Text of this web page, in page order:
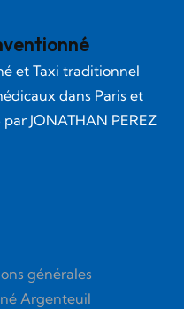
et Taxi traditionnel
dans Paris et
par JONATHAN PEREZ
générales
Argenteuil